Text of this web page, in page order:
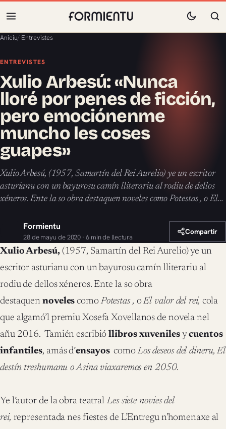
Aniciu/ Entrevistes
ENTREVISTES
Xulio Arbesú: «Nunca
lloré por penes de ficción,
pero emociónenme
muncho les coses
guapes»
Xulio Arbesú, (1957, Samartín del Rei Aurelio) ye un escritor
asturianu con un bayurosu camín lliterariu al rodiu de dellos
xéneros. Ente la so obra destaquen noveles como Potestas , o El…
Formientu
28 de mayu de 2020 · 6 min de llectura
Compartir
Xulio Arbesú, (1957, Samartín del Rei Aurelio) ye un
escritor asturianu con un bayurosu camín lliterariu al
rodiu de dellos xéneros. Ente la so obra
destaquennoveles comoPotestas , oEl valor del rei, cola
que algamó’l premiu Xosefa Xovellanos de novela nel
añu 2016. Tamién escribióllibros xuvenilesycuentos
infantiles, amás d’ensayoscomoLos deseos del dineru, El
destín treshumanu o Asina viaxaremos en 2050.
Ye l’autor de la obra teatral Les siete novies del
rei, representada nes fiestes de L’Entregu n’homenaxe al